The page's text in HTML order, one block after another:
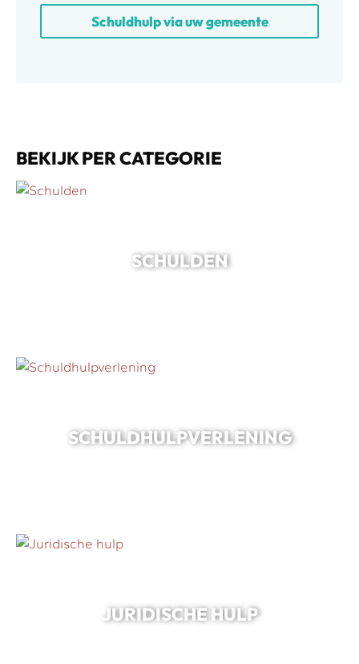
Schuldhulp via uw gemeente
BEKIJK PER CATEGORIE
SCHULDEN
SCHULDHULPVERLENING
JURIDISCHE HULP